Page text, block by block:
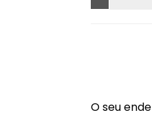
O seu